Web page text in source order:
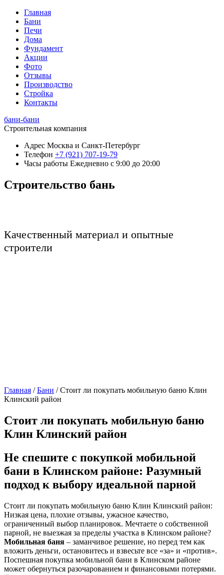
Главная
Бани
Печи
Дома
Фундамент
Акции
Фото
Отзывы
Производство
Стройка
Контакты
бани-бани
Строительная компания
Адрес Москва и Санкт-Петербург
Телефон +7 (921) 707-19-79
Часы работы Ежедневно с 9:00 до 20:00
Строительство бань
Качественный материал и опытные
строители
Главная /Бани /Стоит ли покупать мобильную баню Клин
Клинский район
Стоит ли покупать мобильную баню
Клин Клинский район
Не спешите с покупкой мобильной
бани в Клинском районе: Разумный
подход к выбору идеальной парной
Стоит ли покупать мобильную баню Клин Клинский район:
Низкая цена, плохие отзывы, ужасное качество,
ограниченный выбор планировок. Мечтаете о собственной
парной, не выезжая за пределы участка в Клинском районе?
Мобильная баня – заманчивое решение, но перед тем как
вложить деньги, остановитесь и взвесьте все «за» и «против».
Поспешная покупка мобильной бани в Клинском районе
может обернуться разочарованием и финансовыми потерями.